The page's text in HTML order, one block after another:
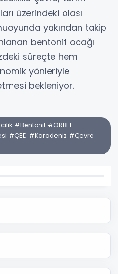
üzerindeki olası
yakından takip
bentonit ocağı
süreçte hem
yönleriyle
bekleniyor.
#Bentonit #ORBEL
#ÇED #Karadeniz #Çevre